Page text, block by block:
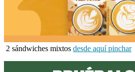
2 sándwiches mixtos desde aquí pinchar